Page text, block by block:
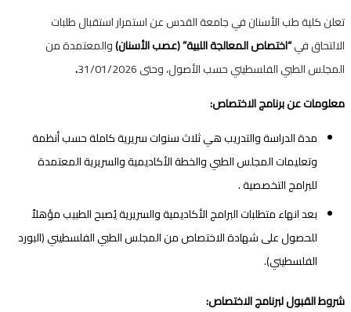
تعلن كلية طب الأسنان في جامعة القدس عن استمرار استقبال طلبات
الالتحاق في“اختصاص المعالجة اللبية” (عصب الأسنان)والمعتمدة من
المجلس الطبي الفلسطيني حسب الأصول، وحتى 31/01/2026
.
معلومات عن برنامج الاختصاص:
مدة الدراسة والتدريب هي ثلاث سنوات سريرية كاملة حسب أنظمة
وتعليمات المجلس الطبي والخطة الأكاديمية والسريرية المعتمدة
للبرامج التخصصية .
بعد انهاء متطلبات البرامج الأكاديمية والسريرية يُصبح الطبيب مؤهلاً
للحصول على شهادة الاختصاص من المجلس الطبي الفلسطيني (البورد
الفلسطيني).
شروط القبول لبرنامج الاختصاص: